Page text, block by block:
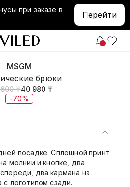
при заказе в
Перейти
MSGM
брюки
₸40 980 ₸
-70%
посадке. Сплошной принт
молнии и кнопке, два
два кармана на
с логотипом сзади.